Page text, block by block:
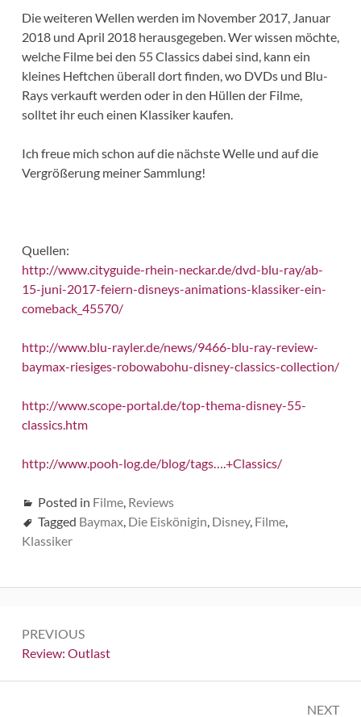
Die weiteren Wellen werden im November 2017, Januar
2018 und April 2018 herausgegeben. Wer wissen möchte,
welche Filme bei den 55 Classics dabei sind, kann ein
kleines Heftchen überall dort finden, wo DVDs und Blu-
Rays verkauft werden oder in den Hüllen der Filme,
solltet ihr euch einen Klassiker kaufen.
Ich freue mich schon auf die nächste Welle und auf die
Vergrößerung meiner Sammlung!
Quellen:
http://www.cityguide-rhein-neckar.de/dvd-blu-ray/ab-
15-juni-2017-feiern-disneys-animations-klassiker-ein-
comeback_45570/
http://www.blu-rayler.de/news/9466-blu-ray-review-
baymax-riesiges-robowabohu-disney-classics-collection/
http://www.scope-portal.de/top-thema-disney-55-
classics.htm
http://www.pooh-log.de/blog/tags….+Classics/
Posted in Filme, Reviews
Tagged Baymax, Die Eiskönigin, Disney, Filme,
Klassiker
Navigation
PREVIOUS
Previous:
Review: Outlast
NEXT